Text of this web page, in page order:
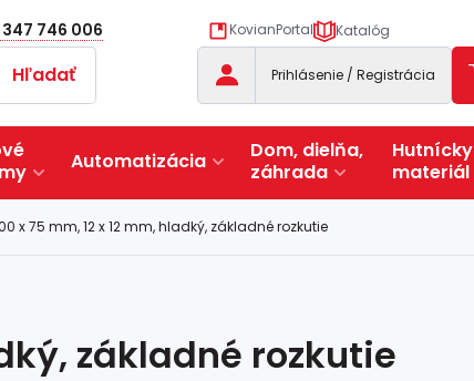
347 746 006 KovianPortal Katalóg
Hľadať Prihlásenie / Registrácia
Automatizácia
Dom, dielňa,
záhrada
Hutnícky
materiál
x 75 mm, 12 x 12 mm, hladký, základné rozkutie
základné rozkutie